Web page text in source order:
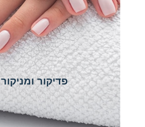
פדיקור ומניקור